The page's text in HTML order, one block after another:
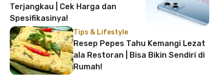
Terjangkau | Cek Harga dan
Spesifikasinya!
Tips & Lifestyle
Resep Pepes Tahu Kemangi Lezat
ala Restoran | Bisa Bikin Sendiri di
Rumah!